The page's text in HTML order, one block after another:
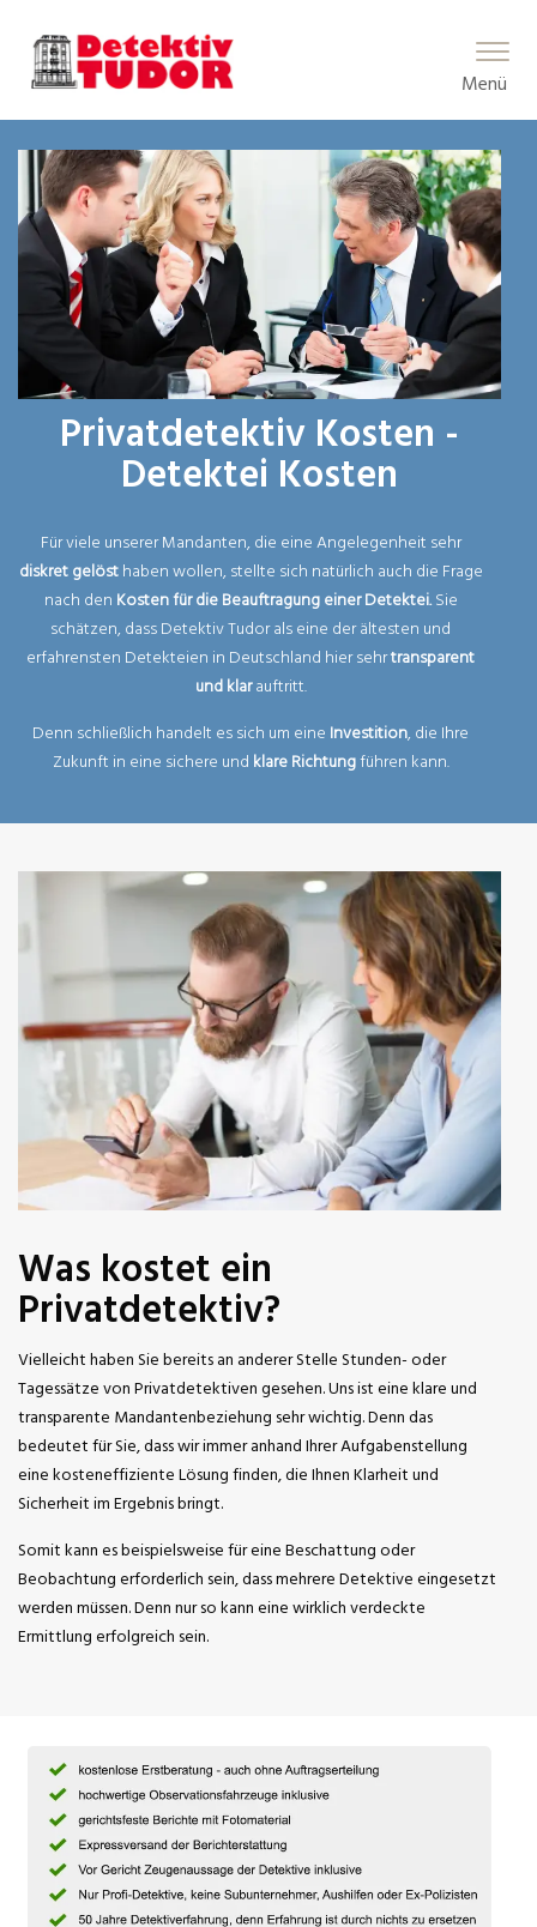
Main Menu
Menü
Privatdetektiv Kosten -
Detektei Kosten
Für viele unserer Mandanten, die eine Angelegenheit sehr
diskret gelösthaben wollen, stellte sich natürlich auch die Frage
nach den Kosten für die Beauftragung einer Detektei.Sie
schätzen, dass Detektiv Tudor als eine der ältesten und
erfahrensten Detekteien in Deutschland hier sehrtransparent
und klarauftritt.
Denn schließlich handelt es sich um eine Investition, die Ihre
Zukunft in eine sichere und klare Richtungführen kann.
Was kostet ein
Privatdetektiv?
Vielleicht haben Sie bereits an anderer Stelle Stunden- oder
Tagessätze von Privatdetektiven gesehen. Uns ist eine klare und
transparente Mandantenbeziehung sehr wichtig. Denn das
bedeutet für Sie, dass wir immer anhand Ihrer Aufgabenstellung
eine kosteneffiziente Lösung finden, die Ihnen Klarheit und
Sicherheit im Ergebnis bringt.
Somit kann es beispielsweise für eine Beschattung oder
Beobachtung erforderlich sein, dass mehrere Detektive eingesetzt
werden müssen. Denn nur so kann eine wirklich verdeckte
Ermittlung erfolgreich sein.